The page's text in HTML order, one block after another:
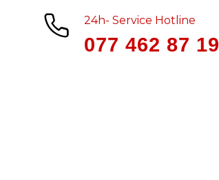
24h- Service Hotline
077 462 87 19